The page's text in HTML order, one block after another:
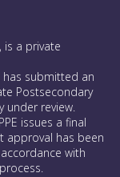
is a private
has submitted an
Postsecondary
under review.
issues a final
approval has been
with